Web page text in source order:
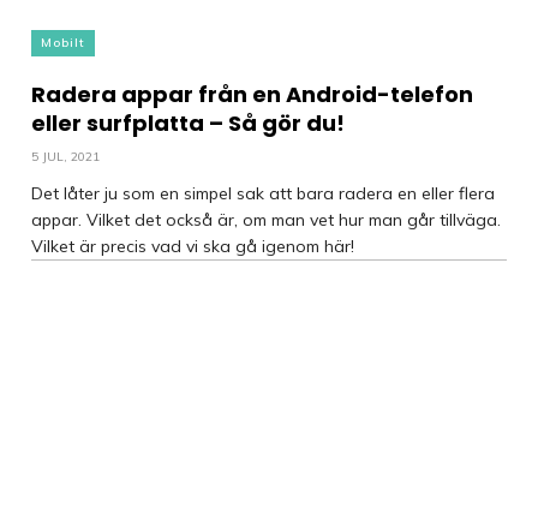
Mobilt
Radera appar från en Android-telefon
eller surfplatta – Så gör du!
5 JUL, 2021
Det låter ju som en simpel sak att bara radera en eller flera
appar. Vilket det också är, om man vet hur man går tillväga.
Vilket är precis vad vi ska gå igenom här!